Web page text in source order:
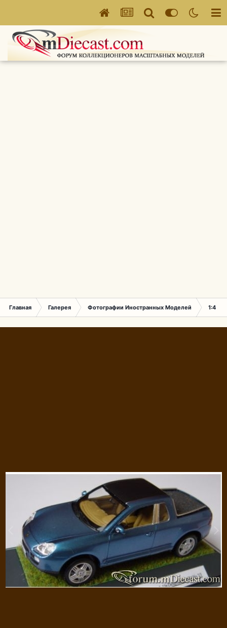
Главная Галерея Фотографии Иностранных Моделей 1:43